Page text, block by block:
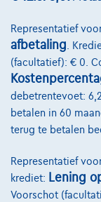
Representatief
afbetaling .
(facultatief): € 0.
debetrentevoet:
betalen in 60
terug te betalen
Representatief
krediet: Lening
Voorschot